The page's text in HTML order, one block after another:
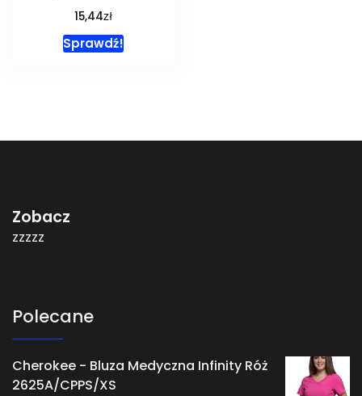
15,44zł
Sprawdź!
Zobacz
zzzzz
Polecane
Cherokee - Bluza Medyczna Infinity Róż
2625A/CPPS/XS